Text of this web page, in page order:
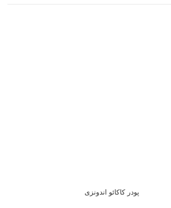
پودر کاکائو اندونزی